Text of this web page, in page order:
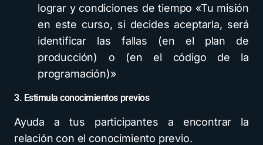
lograr y condiciones de tiempo «Tu misión
en este curso, si decides aceptarla, será
identificar las fallas (en el plan de
producción) o (en el código de la
programación)»
3. Estimula conocimientos previos
Ayuda a tus participantes a encontrar la
relación con el conocimiento previo.